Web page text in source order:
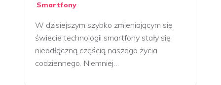
Smartfony
W dzisiejszym szybko zmieniającym się
świecie technologii smartfony stały się
nieodłączną częścią naszego życia
codziennego. Niemniej…